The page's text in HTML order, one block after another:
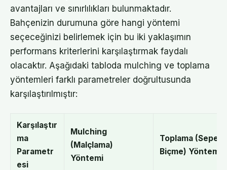
avantajları ve sınırlılıkları bulunmaktadır.
Bahçenizin durumuna göre hangi yöntemi
seçeceğinizi belirlemek için bu iki yaklaşımın
performans kriterlerini karşılaştırmak faydalı
olacaktır. Aşağıdaki tabloda mulching ve toplama
yöntemleri farklı parametreler doğrultusunda
karşılaştırılmıştır:
Karşılaştır
ma
Parametr
esi
Mulching
(Malçlama)
Yöntemi
Toplama
Biçme) Yöntemi